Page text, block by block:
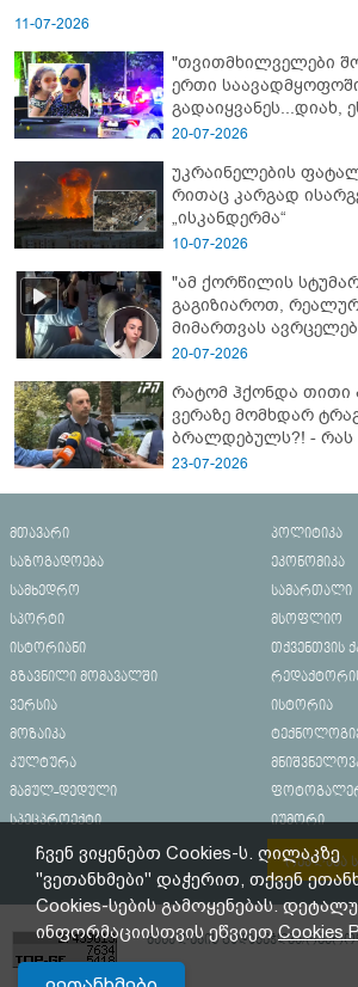
11-07-2026
"თვითმხილველები
ერთი
გადაიყვანეს...დიახ,
- გორში
20-07-2026
უკრაინელების
რითაც კარგად
„ისკანდერმა“
10-07-2026
"ამ ქორწილის
გაგიზიაროთ,
მიმართვას
20-07-2026
რატომ ჰქონდა თითი
ვერაზე მომხდარ
ბრალდებულს?! - რას
23-07-2026
მთავარი
პოლიტიკა
საზოგადოება
ეკონომიკა
სამხედრო
სამართალი
სპორტი
მსოფლიო
ისტორიანი
თქვენთვის
გზავნილი მომავალში
ვერსია
ისტორია
მოზაიკა
კულტურა
მამულ-დედული
სპეცპროექტი
იუმორი
რეკლამა
მასალების გადაბეჭდვა/
ჩვენ ვიყენებთ Cookies-ს. ღილაკზე
"ვეთანხმები" დაჭერით, თქვენ
Cookies-სების გამოყენებას.
ინფორმაციისთვის ეწვიეთCookies